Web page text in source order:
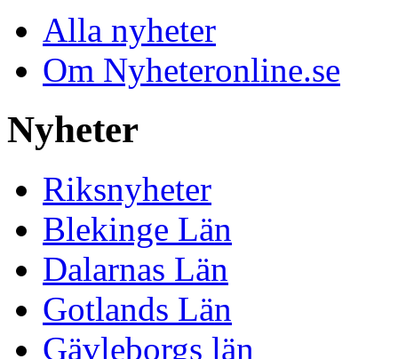
Alla nyheter
Om Nyheteronline.se
Nyheter
Riksnyheter
Blekinge Län
Dalarnas Län
Gotlands Län
Gävleborgs län